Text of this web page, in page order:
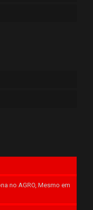
no AGRO, Mesmo em